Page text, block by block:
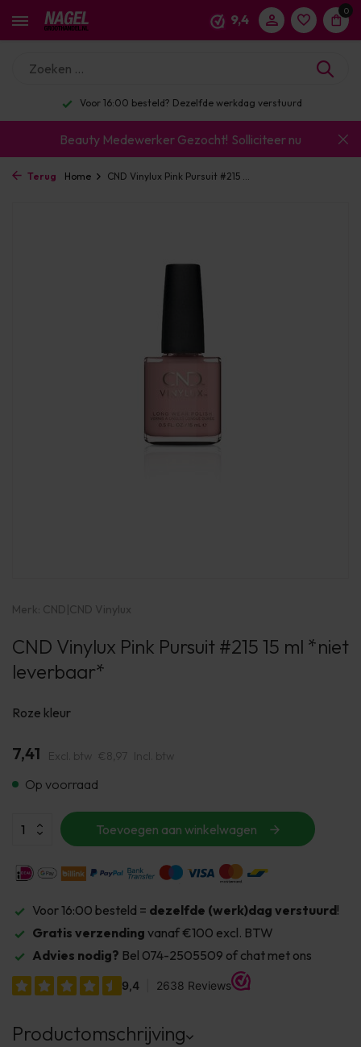
9,4
0
Enorm assortiment & alle bekende merken
Beauty Medewerker Gezocht! Solliciteer nu
Terug Home CND Vinylux Pink Pursuit #215 ...
Merk: CND|CND Vinylux
CND Vinylux Pink Pursuit #215 15 ml *niet
leverbaar*
Roze kleur
7,41 Excl. btw €8,97 Incl. btw
Op voorraad
Toevoegen aan winkelwagen
Voor 16:00 besteld = dezelfde (werk)dag verstuurd!
Gratis verzending vanaf €100 excl. BTW
Advies nodig? Bel 074-2505509 of chat met ons
Productomschrijving